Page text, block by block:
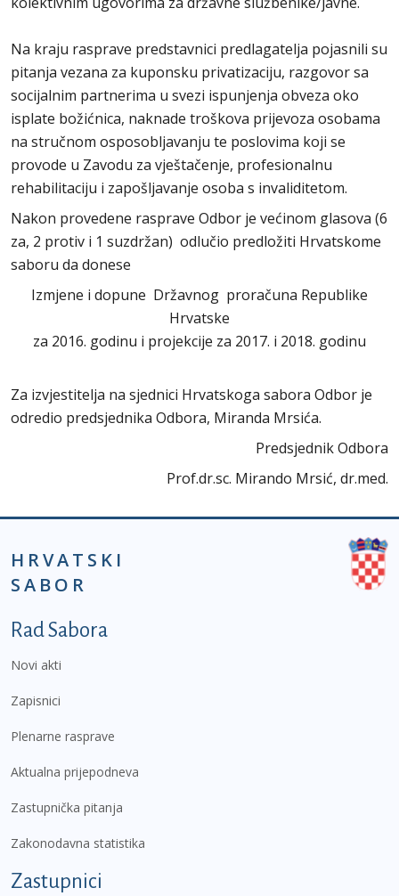
Na kraju rasprave predstavnici predlagatelja pojasnili su
pitanja vezana za kuponsku privatizaciju, razgovor sa
socijalnim partnerima u svezi ispunjenja obveza oko
isplate božićnica, naknade troškova prijevoza osobama
na stručnom osposobljavanju te poslovima koji se
provode u Zavodu za vještačenje, profesionalnu
rehabilitaciju i zapošljavanje osoba s invaliditetom.
Nakon provedene rasprave Odbor je većinom glasova (6
za, 2 protiv i 1 suzdržan) odlučio predložiti Hrvatskome
saboru da donese
Izmjene i dopune Državnog proračuna Republike
Hrvatske
za 2016. godinu i projekcije za 2017. i 2018. godinu
Za izvjestitelja na sjednici Hrvatskoga sabora Odbor je
odredio predsjednika Odbora, Miranda Mrsića.
Predsjednik Odbora
Prof.dr.sc. Mirando Mrsić, dr.med.
HRVATSKI
SABOR
Podnožje prvi izbornik
Rad Sabora
Novi akti
Zapisnici
Plenarne rasprave
Aktualna prijepodneva
Zastupnička pitanja
Zakonodavna statistika
Zastupnici